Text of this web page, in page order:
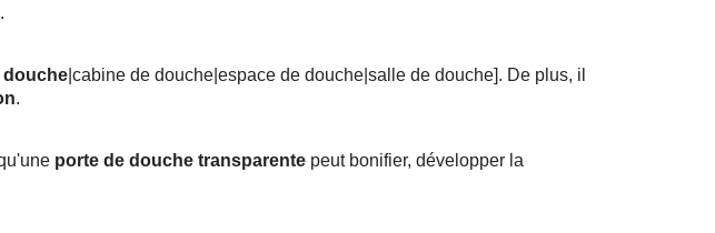
.
douche |cabine de douche|espace de douche|salle de douche]. De plus, il
.
porte de douche transparente peut bonifier, développer la